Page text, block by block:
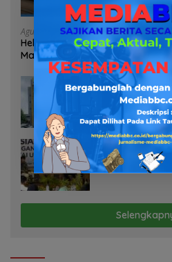
Agustus 7, 2026
Heboh Tumpukan Karung
Manggar, Danlanal Babel: Masih
Agustus 7, 2026
Pelayanan
Sanksi P2TL
Konfirmasi GM
Tutup Mata
Agustus 7, 2026
Selamatkan
dari Banjir,